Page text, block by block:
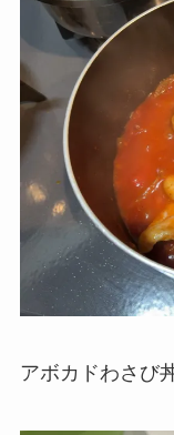
アボカドわさび